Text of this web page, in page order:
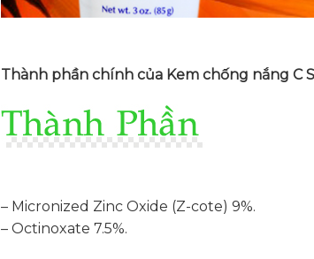
Thành phần chính của Kem chống nắng C
– Micronized Zinc Oxide (Z-cote) 9%.
– Octinoxate 7.5%.